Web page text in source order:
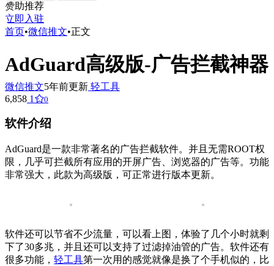
赞助推荐
立即入驻
首页•微信推文•正文
AdGuard高级版-广告拦截神器
微信推文5年前更新 轻工具
6,858 1 0
软件介绍
AdGuard是一款非常著名的广告拦截软件。并且无需ROOT权
限，几乎可拦截所有应用的开屏广告、浏览器的广告等。功能
非常强大，此款为高级版，可正常进行版本更新。
软件还可以节省不少流量，可以看上图，体验了几个小时就剩
下了30多兆，并且还可以支持了过滤掉油管的广告。软件还有
很多功能， 轻工具第一次用的感觉就像是换了个手机似的，比